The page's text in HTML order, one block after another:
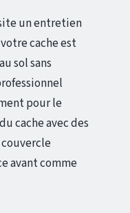
un entretien
cache est
sol sans
pour le
cache avec des
avant comme